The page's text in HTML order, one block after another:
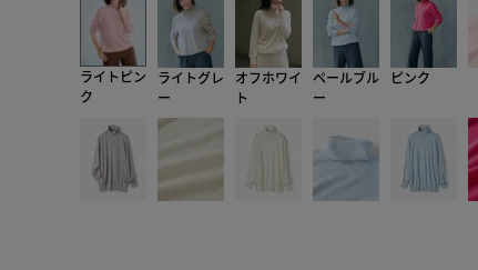
ライトピン
ク
ライトグレ
ー
オフホワイ
ト
ペールブル
ー
ピンク